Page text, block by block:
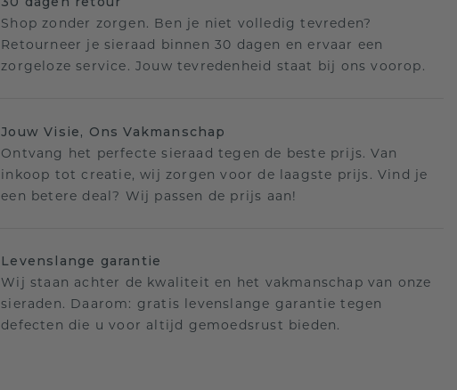
Shop zonder zorgen. Ben je niet volledig tevreden?
Retourneer je sieraad binnen 30 dagen en ervaar een
zorgeloze service. Jouw tevredenheid staat bij ons voorop.
Jouw Visie, Ons Vakmanschap
Ontvang het perfecte sieraad tegen de beste prijs. Van
inkoop tot creatie, wij zorgen voor de laagste prijs. Vind je
een betere deal? Wij passen de prijs aan!
Levenslange garantie
Wij staan achter de kwaliteit en het vakmanschap van onze
sieraden. Daarom: gratis levenslange garantie tegen
defecten die u voor altijd gemoedsrust bieden.